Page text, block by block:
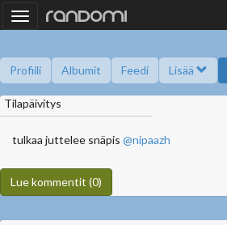
Toggle
navigation
Profiili Albumit Feedi Lisää
Kysy minulta
Tilapäivitys
tulkaa juttelee snäpis @nipaazh
Lue kommentit (0)